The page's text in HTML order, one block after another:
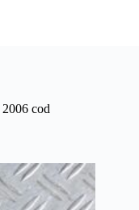
cod